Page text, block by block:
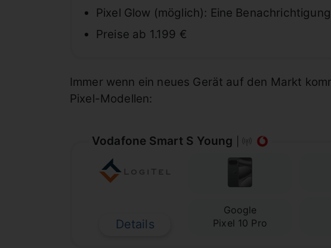
Pixel Glow (möglich): Eine
Preise ab 1.199 €
Immer wenn ein neues Gerät auf den Markt
Pixel-Modellen:
Vodafone Smart S Young
Details
Google
Pixel 10 Pro